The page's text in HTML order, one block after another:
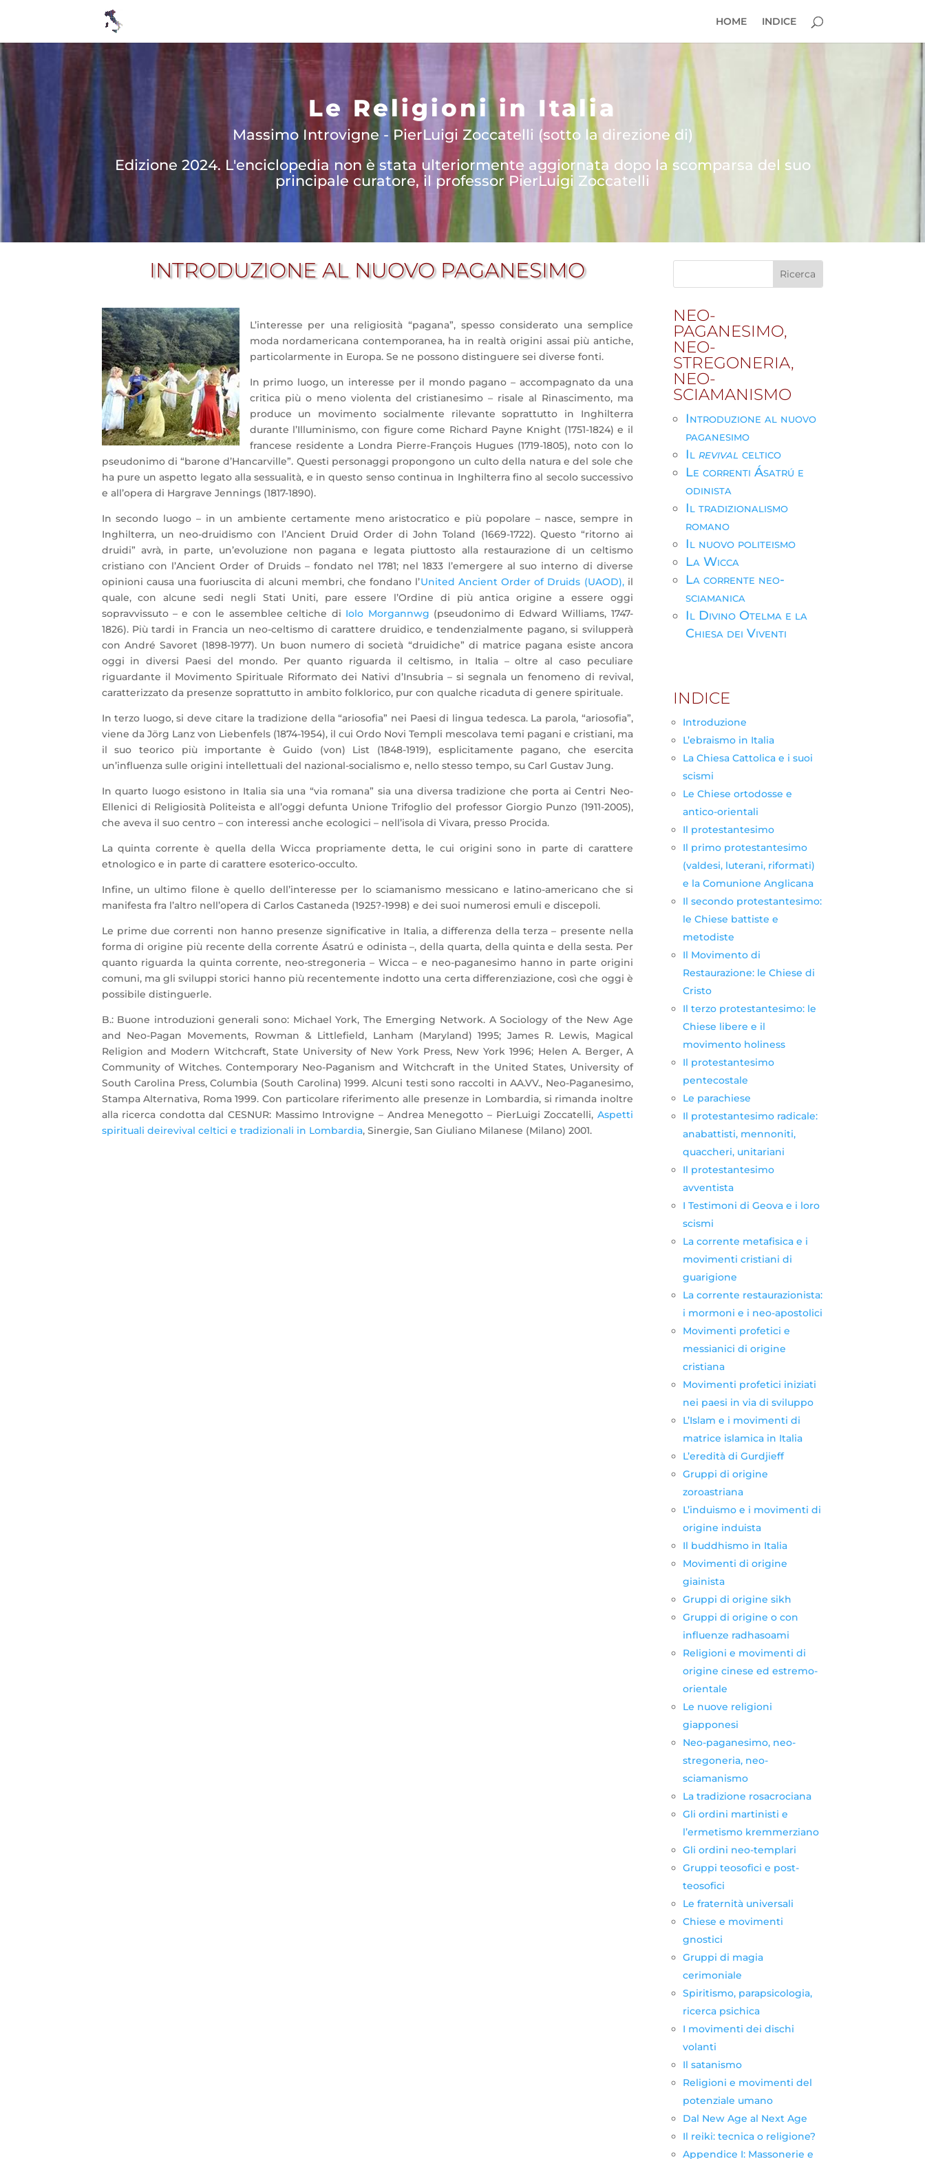
HOME INDICE
Le Religioni in Italia
Massimo Introvigne - PierLuigi Zoccatelli (sotto la direzione di)
Edizione 2024. L'enciclopedia non è stata ulteriormente aggiornata dopo la scomparsa del suo
principale curatore, il professor PierLuigi Zoccatelli
INTRODUZIONE AL NUOVO PAGANESIMO
L’interesse per una religiosità “pagana”, spesso considerato una semplice
moda nordamericana contemporanea, ha in realtà origini assai più antiche,
particolarmente in Europa. Se ne possono distinguere sei diverse fonti.
In primo luogo, un interesse per il mondo pagano – accompagnato da una
critica più o meno violenta del cristianesimo – risale al Rinascimento, ma
produce un movimento socialmente rilevante soprattutto in Inghilterra
durante l’Illuminismo, con figure come Richard Payne Knight (1751-1824) e il
francese residente a Londra Pierre-François Hugues (1719-1805), noto con lo
pseudonimo di “barone d’Hancarville”. Questi personaggi propongono un culto della natura e del sole che
ha pure un aspetto legato alla sessualità, e in questo senso continua in Inghilterra fino al secolo successivo
e all’opera di Hargrave Jennings (1817-1890).
In secondo luogo – in un ambiente certamente meno aristocratico e più popolare – nasce, sempre in
Inghilterra, un neo-druidismo con l’Ancient Druid Order di John Toland (1669-1722). Questo “ritorno ai
druidi” avrà, in parte, un’evoluzione non pagana e legata piuttosto alla restaurazione di un celtismo
cristiano con l’Ancient Order of Druids – fondato nel 1781; nel 1833 l’emergere al suo interno di diverse
opinioni causa una fuoriuscita di alcuni membri, che fondano l’United Ancient Order of Druids (UAOD), il
quale, con alcune sedi negli Stati Uniti, pare essere l’Ordine di più antica origine a essere oggi
sopravvissuto – e con le assemblee celtiche di Iolo Morgannwg (pseudonimo di Edward Williams, 1747-
1826). Più tardi in Francia un neo-celtismo di carattere druidico, e tendenzialmente pagano, si svilupperà
con André Savoret (1898-1977). Un buon numero di società “druidiche” di matrice pagana esiste ancora
oggi in diversi Paesi del mondo. Per quanto riguarda il celtismo, in Italia – oltre al caso peculiare
riguardante il Movimento Spirituale Riformato dei Nativi d’Insubria – si segnala un fenomeno di revival,
caratterizzato da presenze soprattutto in ambito folklorico, pur con qualche ricaduta di genere spirituale.
In terzo luogo, si deve citare la tradizione della “ariosofia” nei Paesi di lingua tedesca. La parola, “ariosofia”,
viene da Jörg Lanz von Liebenfels (1874-1954), il cui Ordo Novi Templi mescolava temi pagani e cristiani, ma
il suo teorico più importante è Guido (von) List (1848-1919), esplicitamente pagano, che esercita
un’influenza sulle origini intellettuali del nazional-socialismo e, nello stesso tempo, su Carl Gustav Jung.
In quarto luogo esistono in Italia sia una “via romana” sia una diversa tradizione che porta ai Centri Neo-
Ellenici di Religiosità Politeista e all’oggi defunta Unione Trifoglio del professor Giorgio Punzo (1911-2005),
che aveva il suo centro – con interessi anche ecologici – nell’isola di Vivara, presso Procida.
La quinta corrente è quella della Wicca propriamente detta, le cui origini sono in parte di carattere
etnologico e in parte di carattere esoterico-occulto.
Infine, un ultimo filone è quello dell’interesse per lo sciamanismo messicano e latino-americano che si
manifesta fra l’altro nell’opera di Carlos Castaneda (1925?-1998) e dei suoi numerosi emuli e discepoli.
Le prime due correnti non hanno presenze significative in Italia, a differenza della terza – presente nella
forma di origine più recente della corrente Ásatrú e odinista –, della quarta, della quinta e della sesta. Per
quanto riguarda la quinta corrente, neo-stregoneria – Wicca – e neo-paganesimo hanno in parte origini
comuni, ma gli sviluppi storici hanno più recentemente indotto una certa differenziazione, così che oggi è
possibile distinguerle.
B.: Buone introduzioni generali sono: Michael York, The Emerging Network. A Sociology of the New Age
and Neo-Pagan Movements, Rowman & Littlefield, Lanham (Maryland) 1995; James R. Lewis, Magical
Religion and Modern Witchcraft, State University of New York Press, New York 1996; Helen A. Berger, A
Community of Witches. Contemporary Neo-Paganism and Witchcraft in the United States, University of
South Carolina Press, Columbia (South Carolina) 1999. Alcuni testi sono raccolti in AA.VV., Neo-Paganesimo,
Stampa Alternativa, Roma 1999. Con particolare riferimento alle presenze in Lombardia, si rimanda inoltre
alla ricerca condotta dal CESNUR: Massimo Introvigne – Andrea Menegotto – PierLuigi Zoccatelli, Aspetti
spirituali deirevival celtici e tradizionali in Lombardia, Sinergie, San Giuliano Milanese (Milano) 2001.
NEO-
PAGANESIMO,
NEO-
STREGONERIA,
NEO-
SCIAMANISMO
Introduzione al nuovo
paganesimo
Il revival celtico
Le correnti Ásatrú e
odinista
Il tradizionalismo
romano
Il nuovo politeismo
La Wicca
La corrente neo-
sciamanica
Il Divino Otelma e la
Chiesa dei Viventi
INDICE
Introduzione
L’ebraismo in Italia
La Chiesa Cattolica e i suoi
scismi
Le Chiese ortodosse e
antico-orientali
Il protestantesimo
Il primo protestantesimo
(valdesi, luterani, riformati)
e la Comunione Anglicana
Il secondo protestantesimo:
le Chiese battiste e
metodiste
Il Movimento di
Restaurazione: le Chiese di
Cristo
Il terzo protestantesimo: le
Chiese libere e il
movimento holiness
Il protestantesimo
pentecostale
Le parachiese
Il protestantesimo radicale:
anabattisti, mennoniti,
quaccheri, unitariani
Il protestantesimo
avventista
I Testimoni di Geova e i loro
scismi
La corrente metafisica e i
movimenti cristiani di
guarigione
La corrente restaurazionista:
i mormoni e i neo-apostolici
Movimenti profetici e
messianici di origine
cristiana
Movimenti profetici iniziati
nei paesi in via di sviluppo
L’Islam e i movimenti di
matrice islamica in Italia
L’eredità di Gurdjieff
Gruppi di origine
zoroastriana
L’induismo e i movimenti di
origine induista
Il buddhismo in Italia
Movimenti di origine
giainista
Gruppi di origine sikh
Gruppi di origine o con
influenze radhasoami
Religioni e movimenti di
origine cinese ed estremo-
orientale
Le nuove religioni
giapponesi
Neo-paganesimo, neo-
stregoneria, neo-
sciamanismo
La tradizione rosacrociana
Gli ordini martinisti e
l’ermetismo kremmerziano
Gli ordini neo-templari
Gruppi teosofici e post-
teosofici
Le fraternità universali
Chiese e movimenti
gnostici
Gruppi di magia
cerimoniale
Spiritismo, parapsicologia,
ricerca psichica
I movimenti dei dischi
volanti
Il satanismo
Religioni e movimenti del
potenziale umano
Dal New Age al Next Age
Il reiki: tecnica o religione?
Appendice I: Massonerie e